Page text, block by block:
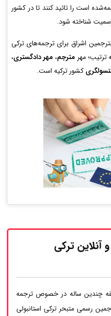
است را تائید کنند تا در کشور
شناخته شود.
اشراق برای ترجمه‌های ترکی
ترتیب؛ مهر مترجم، مهر دادگستری،
کشور ترکیه است.
ترکی
چندین ساله در خصوص ترجمه
رسمی متبحر ترکی استانبولی